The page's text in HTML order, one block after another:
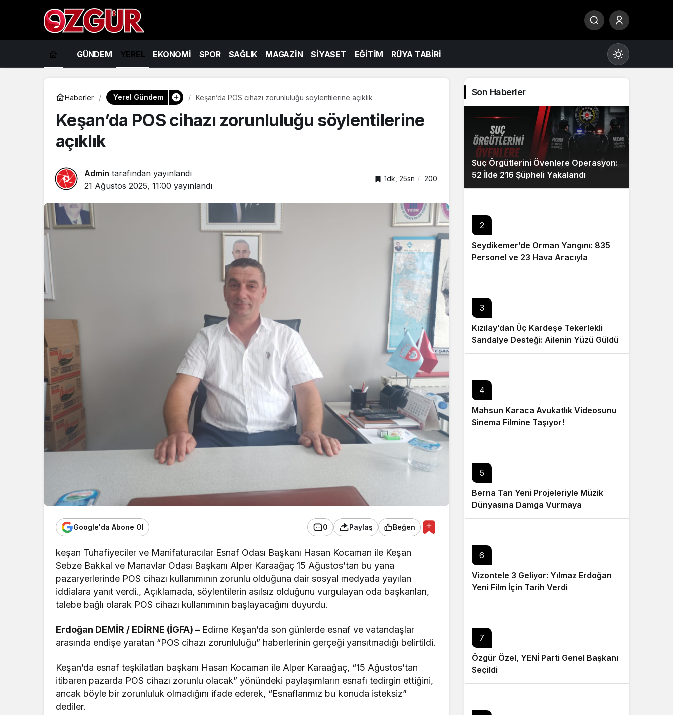
GÜNDEM YEREL EKONOMİ SPOR SAĞLIK MAGAZİN SİYASET EĞİTİM RÜYA TABİRİ
Gündüz Modu
Gündüz modunu seçin.
Gece Modu
Haberler Yerel Gündem Keşan’da POS cihazı zorunluluğu söylentilerine açıklık
Keşan’da POS cihazı zorunluluğu söylentilerine
açıklık
Admin tarafından yayınlandı
21 Ağustos 2025, 11:00 yayınlandı
1dk, 25sn 200
Google'da Abone Ol 0 Paylaş Beğen
keşan Tuhafiyeciler ve Manifaturacılar Esnaf Odası Başkanı Hasan Kocaman ile Keşan
Sebze Bakkal ve Manavlar Odası Başkanı Alper Karaağaç 15 Ağustos’tan bu yana
pazaryerlerinde POS cihazı kullanımının zorunlu olduğuna dair sosyal medyada yayılan
iddialara yanıt verdi., Açıklamada, söylentilerin asılsız olduğunu vurgulayan oda başkanları,
talebe bağlı olarak POS cihazı kullanımının başlayacağını duyurdu.
Erdoğan DEMİR / EDİRNE (İGFA) – Edirne Keşan’da son günlerde esnaf ve vatandaşlar
arasında endişe yaratan “POS cihazı zorunluluğu” haberlerinin gerçeği yansıtmadığı belirtildi.
Keşan’da esnaf teşkilatları başkanı Hasan Kocaman ile Alper Karaağaç, “15 Ağustos’tan
itibaren pazarda POS cihazı zorunlu olacak” yönündeki paylaşımların esnafı tedirgin ettiğini,
ancak böyle bir zorunluluk olmadığını ifade ederek, “Esnaflarımız bu konuda isteksiz”
dediler.
Son Haberler
Suç Örgütlerini Övenlere Operasyon:
52 İlde 216 Şüpheli Yakalandı
2
Seydikemer’de Orman Yangını: 835
Personel ve 23 Hava Aracıyla
Müdahale Sürüyor
3
Kızılay’dan Üç Kardeşe Tekerlekli
Sandalye Desteği: Ailenin Yüzü Güldü
4
Mahsun Karaca Avukatlık Videosunu
Sinema Filmine Taşıyor!
5
Berna Tan Yeni Projeleriyle Müzik
Dünyasına Damga Vurmaya
Hazırlanıyor
6
Vizontele 3 Geliyor: Yılmaz Erdoğan
Yeni Film İçin Tarih Verdi
7
Özgür Özel, YENİ Parti Genel Başkanı
Seçildi